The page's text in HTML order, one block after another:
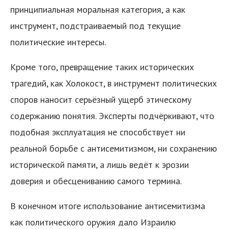
принципиальная моральная категория, а как
инструмент, подстраиваемый под текущие
политические интересы.
Кроме того, превращение таких исторических
трагедий, как Холокост, в инструмент политических
споров наносит серьёзный ущерб этическому
содержанию понятия. Эксперты подчёркивают, что
подобная эксплуатация не способствует ни
реальной борьбе с антисемитизмом, ни сохранению
исторической памяти, а лишь ведёт к эрозии
доверия и обесцениванию самого термина.
В конечном итоге использование антисемитизма
как политического оружия дало Израилю